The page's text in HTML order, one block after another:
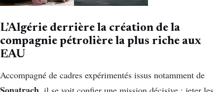
L’Algérie derrière la création de la
compagnie pétrolière la plus riche aux
EAU
Accompagné de cadres expérimentés issus notamment de